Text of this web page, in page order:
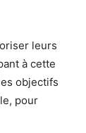
leurs
à cette
objectifs
pour